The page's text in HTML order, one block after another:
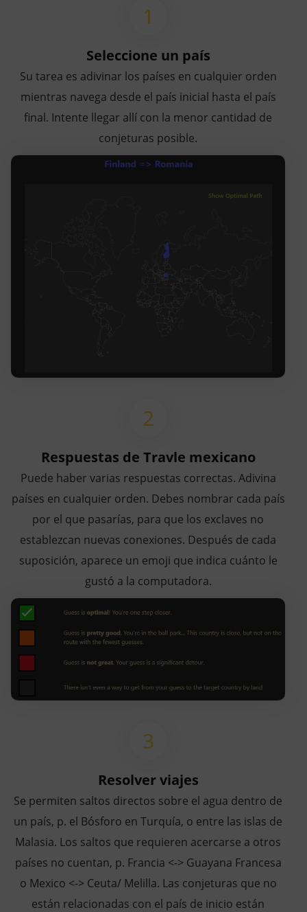
Seleccione un país
Su tarea es adivinar los países en cualquier orden
mientras navega desde el país inicial hasta el país
final. Intente llegar allí con la menor cantidad de
conjeturas posible.
Respuestas de Travle mexicano
Puede haber varias respuestas correctas. Adivina
países en cualquier orden. Debes nombrar cada país
por el que pasarías, para que los exclaves no
establezcan nuevas conexiones. Después de cada
suposición, aparece un emoji que indica cuánto le
gustó a la computadora.
Resolver viajes
Se permiten saltos directos sobre el agua dentro de
un país, p. el Bósforo en Turquía, o entre las islas de
Malasia. Los saltos que requieren acercarse a otros
países no cuentan, p. Francia <-> Guayana Francesa
o Mexico <-> Ceuta/ Melilla. Las conjeturas que no
están relacionadas con el país de inicio están